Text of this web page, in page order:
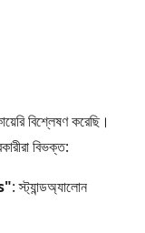
বিশ্লেষণ করেছি।
বিভক্ত:
: স্ট্যান্ডঅ্যালোন